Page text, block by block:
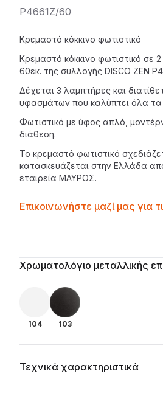
P4661Z/60
Description
Κρεμαστό κόκκινο φωτιστικό
Κρεμαστό κόκκινο φωτιστικό σε 2
60εκ. της συλλογής DISCO ZEN
Δέχεται 3 λαμπτήρες και
υφασμάτων που καλύπτει όλα τα
Φωτιστικό με ύφος απλό,
διάθεση.
Το κρεμαστό φωτιστικό
κατασκευάζεται στην Ελλάδα
εταιρεία ΜΑΥΡΟΣ.
Contactprice
Επικοινωνήστε μαζί μας για
Additional details
Χρωματολόγιο μεταλλικής
104 103
Τεχνικά χαρακτηριστικά